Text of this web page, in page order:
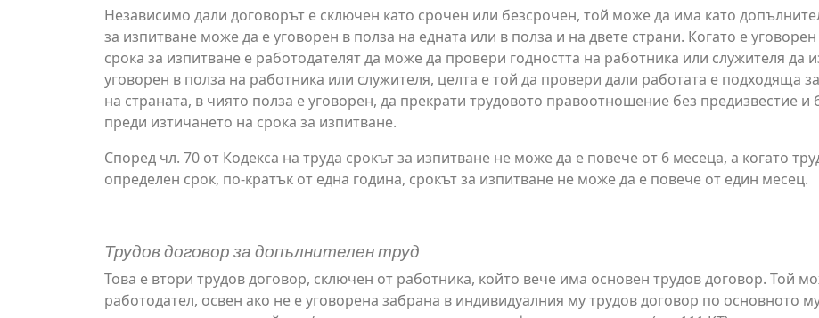
Независимо дали договорът е сключен като срочен или безсрочен, той може да има като
за изпитване може да е уговорен в полза на едната или в полза и на двете страни. Когато е
срока за изпитване е работодателят да може да провери годността на работника или служителя да
уговорен в полза на работника или служителя, целта е той да провери дали работата е подходяща
на страната, в чиято полза е уговорен, да прекрати трудовото правоотношение без предизвестие
преди изтичането на срока за изпитване.
Според чл. 70 от Кодекса на труда срокът за изпитване не може да е повече от 6 месеца, а когато
определен срок, по-кратък от една година, срокът за изпитване не може да е повече от един месец.
Трудов договор за допълнителен труд
Това е втори трудов договор, сключен от работника, който вече има основен трудов договор. Той
работодател, освен ако не е уговорена забрана в индивидуалния му трудов договор по основното